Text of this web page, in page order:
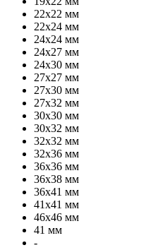
22х22 мм
22х24 мм
24х24 мм
24х27 мм
24х30 мм
27х27 мм
27х30 мм
27х32 мм
30х30 мм
30х32 мм
32х32 мм
32х36 мм
36х36 мм
36х38 мм
36х41 мм
41х41 мм
46х46 мм
41 мм
-